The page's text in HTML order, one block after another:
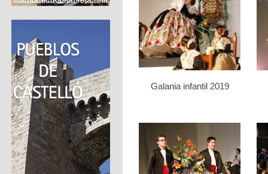
Galania infantil 2019